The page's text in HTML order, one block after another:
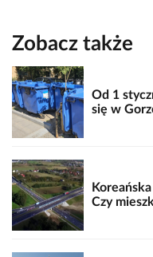
Zobacz także
Od 1
się w
Czy